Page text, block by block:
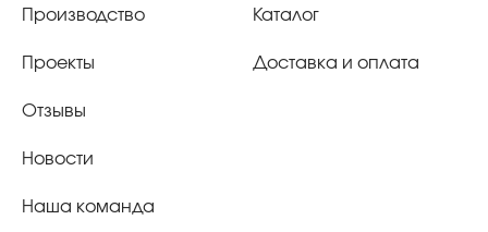
Производство
Проекты
Отзывы
Новости
Наша команда
Каталог
Доставка и оплата